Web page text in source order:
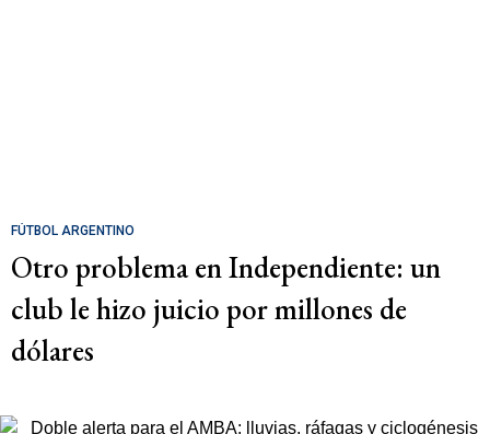
FÚTBOL ARGENTINO
Otro problema en Independiente: un
club le hizo juicio por millones de
dólares